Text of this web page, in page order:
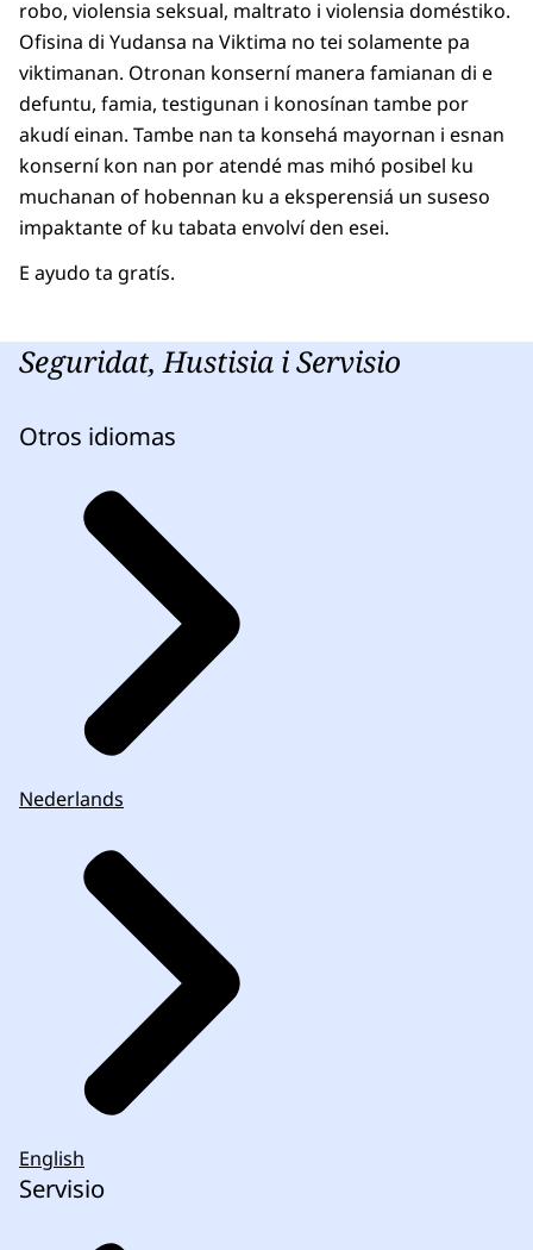
robo, violensia seksual, maltrato i violensia doméstiko.
Ofisina di Yudansa na Viktima no tei solamente pa
viktimanan. Otronan konserní manera famianan di e
defuntu, famia, testigunan i konosínan tambe por
akudí einan. Tambe nan ta konsehá mayornan i esnan
konserní kon nan por atendé mas mihó posibel ku
muchanan of hobennan ku a eksperensiá un suseso
impaktante of ku tabata envolví den esei.
E ayudo ta gratís.
Seguridat, Hustisia i Servisio
Otros idiomas
Nederlands
English
Servisio